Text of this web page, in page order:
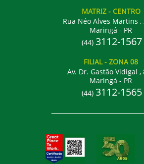
MATRIZ - CENTRO
Rua Néo Alves Martins ,
Maringá - PR
(44) 3112-1567
FILIAL- ZONA 08
Av. Dr. Gastão Vidigal ,
Maringá - PR
(44) 3112-1565